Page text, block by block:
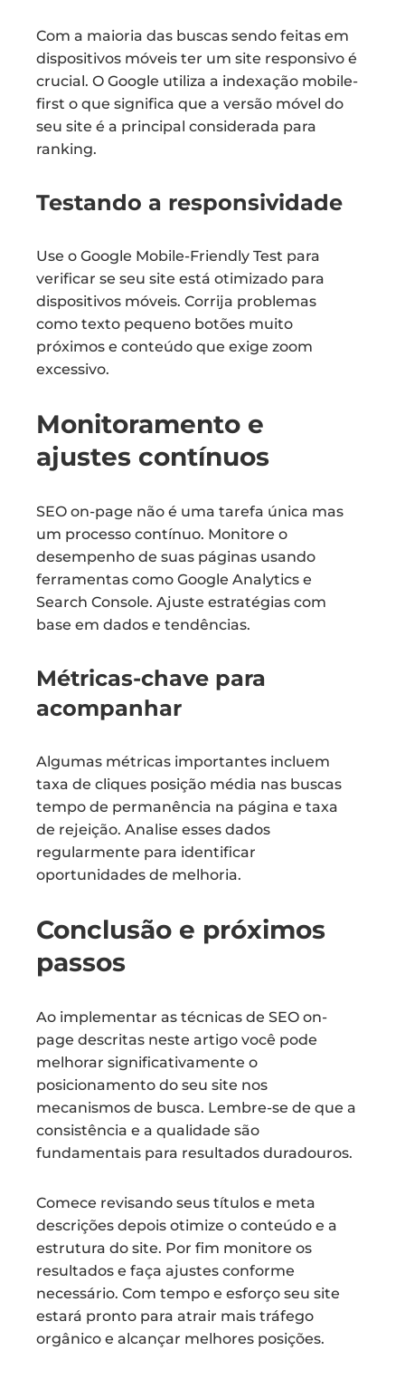
Com a maioria das buscas sendo feitas em
dispositivos móveis ter um site responsivo é
crucial. O Google utiliza a indexação mobile-
first o que significa que a versão móvel do
seu site é a principal considerada para
ranking.
Testando a responsividade
Use o Google Mobile-Friendly Test para
verificar se seu site está otimizado para
dispositivos móveis. Corrija problemas
como texto pequeno botões muito
próximos e conteúdo que exige zoom
excessivo.
Monitoramento e
ajustes contínuos
SEO on-page não é uma tarefa única mas
um processo contínuo. Monitore o
desempenho de suas páginas usando
ferramentas como Google Analytics e
Search Console. Ajuste estratégias com
base em dados e tendências.
Métricas-chave para
acompanhar
Algumas métricas importantes incluem
taxa de cliques posição média nas buscas
tempo de permanência na página e taxa
de rejeição. Analise esses dados
regularmente para identificar
oportunidades de melhoria.
Conclusão e próximos
passos
Ao implementar as técnicas de SEO on-
page descritas neste artigo você pode
melhorar significativamente o
posicionamento do seu site nos
mecanismos de busca. Lembre-se de que a
consistência e a qualidade são
fundamentais para resultados duradouros.
Comece revisando seus títulos e meta
descrições depois otimize o conteúdo e a
estrutura do site. Por fim monitore os
resultados e faça ajustes conforme
necessário. Com tempo e esforço seu site
estará pronto para atrair mais tráfego
orgânico e alcançar melhores posições.